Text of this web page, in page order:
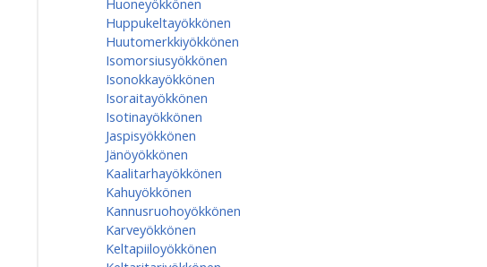
Huoneyökkönen
Huppukeltayökkönen
Huutomerkkiyökkönen
Isomorsiusyökkönen
Isonokkayökkönen
Isoraitayökkönen
Isotinayökkönen
Jaspisyökkönen
Jänöyökkönen
Kaalitarhayökkönen
Kahuyökkönen
Kannusruohoyökkönen
Karveyökkönen
Keltapiiloyökkönen